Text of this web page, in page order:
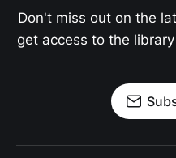
Don't miss out on the
get access to the